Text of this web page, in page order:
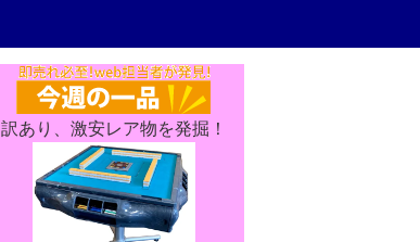
訳あり、激安レア物を発掘！